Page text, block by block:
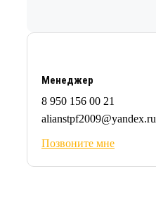
Менеджер
8 950 156 00 21
alianstpf2009@yandex.ru
Позвоните мне